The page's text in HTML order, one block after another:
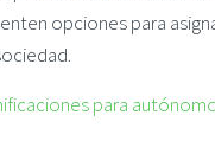
opciones para
para